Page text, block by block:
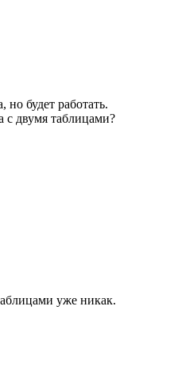
но будет работать.
с двумя таблицами?
уже никак.